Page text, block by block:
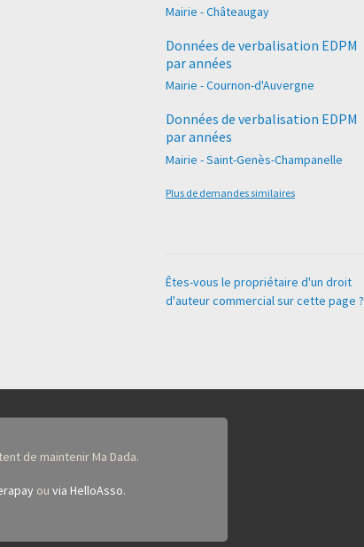
Mairie - Châteaugay
Données de verbalisation EDPM
par années
Mairie - Cournon-d'Auvergne
Données de verbalisation EDPM
par années
Mairie - Saint-Genès-Champanelle
Plus de demandes similaires
Êtes-vous le propriétaire d'un droit
d'auteur commercial sur cette page ?
de maintenir Ma Dada.
ou via HelloAsso.